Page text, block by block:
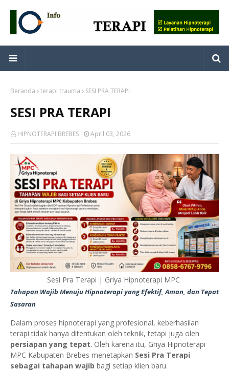
Beranda terapi trauma SESI PRA TERAPI
SESI PRA TERAPI
HIPNOTERAPI BREBES April 03, 2026
Sesi Pra Terapi | Griya Hipnoterapi MPC
Tahapan Wajib Menuju Hipnoterapi yang Efektif, Aman, dan Tepat
Sasaran
Dalam proses hipnoterapi yang profesional, keberhasilan
terapi tidak hanya ditentukan oleh teknik, tetapi juga oleh
persiapan yang tepat. Oleh karena itu, Griya Hipnoterapi
MPC Kabupaten Brebes menetapkan Sesi Pra Terapi
sebagai tahapan wajib bagi setiap klien baru.